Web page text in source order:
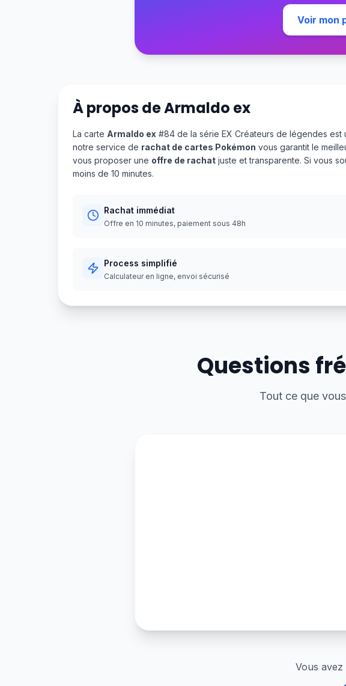
Voir mon
À propos deArmaldo ex
La carte Armaldo ex #84 de la série EX Créateurs de légendes
notre service de rachat de cartes Pokémon vous garantit le
vous proposer une offre de rachat juste et transparente. Si vous
moins de 10 minutes.
Rachat immédiat
Offre en 10 minutes, paiement sous 48h
Process simplifié
Calculateur en ligne, envoi sécurisé
Questions
Tout ce que
Vous